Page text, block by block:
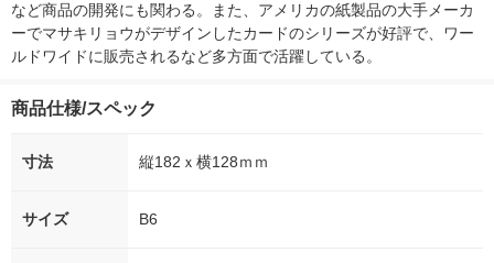
など商品の開発にも関わる。また、アメリカの紙製品の大手メーカ
ーでマサキリョウがデザインしたカードのシリーズが好評で、ワー
ルドワイドに販売されるなど多方面で活躍している。
商品仕様/スペック
寸法 縦182ｘ横128ｍｍ
サイズ B6